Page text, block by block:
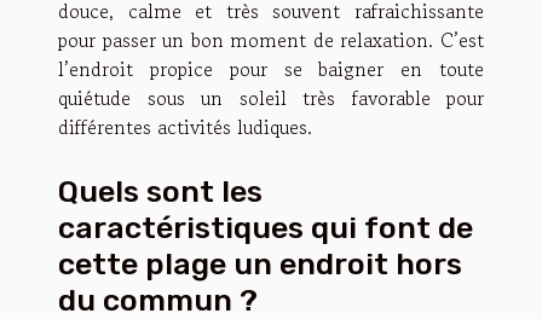
douce, calme et très souvent rafraichissante
pour passer un bon moment de relaxation. C’est
l’endroit propice pour se baigner en toute
quiétude sous un soleil très favorable pour
différentes activités ludiques.
Quels sont les
caractéristiques qui font de
cette plage un endroit hors
du commun ?